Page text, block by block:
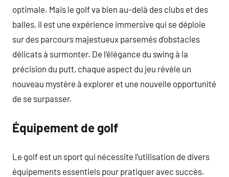
optimale. Mais le golf va bien au-delà des clubs et des
balles, il est une expérience immersive qui se déploie
sur des parcours majestueux parsemés d’obstacles
délicats à surmonter. De l’élégance du swing à la
précision du putt, chaque aspect du jeu révèle un
nouveau mystère à explorer et une nouvelle opportunité
de se surpasser.
Équipement de golf
Le golf est un sport qui nécessite l’utilisation de divers
équipements essentiels pour pratiquer avec succès.